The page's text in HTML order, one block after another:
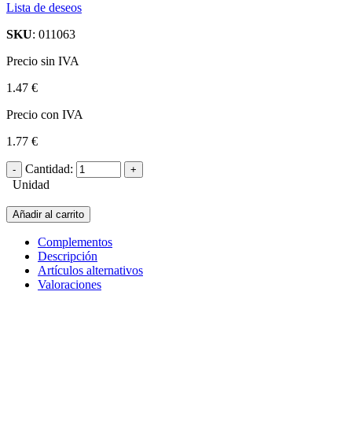
Lista de deseos
SKU: 011063
Precio sin IVA
1.47 €
Precio con IVA
1.77 €
Cantidad:
Unidad
Añadir al carrito
Complementos
Descripción
Artículos alternativos
Valoraciones